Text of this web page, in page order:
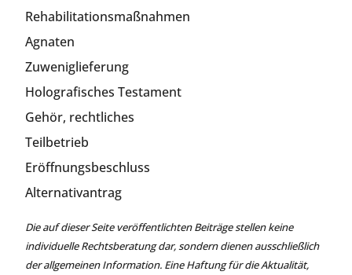
Rehabilitationsmaßnahmen
Agnaten
Zuweniglieferung
Holografisches Testament
Gehör, rechtliches
Teilbetrieb
Eröffnungsbeschluss
Alternativantrag
Die auf dieser Seite veröffentlichten Beiträge stellen keine
individuelle Rechtsberatung dar, sondern dienen ausschließlich
der allgemeinen Information. Eine Haftung für die Aktualität,